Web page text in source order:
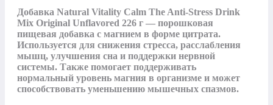
Добавка Natural Vitality Calm The Anti-Stress Drink
Mix Original Unflavored 226 г — порошковая
пищевая добавка с магнием в форме цитрата.
Используется для снижения стресса, расслабления
мышц, улучшения сна и поддержки нервной
системы. Также помогает поддерживать
нормальный уровень магния в организме и может
способствовать уменьшению мышечных спазмов.